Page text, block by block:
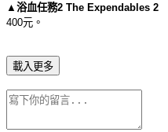
▲ 浴血任務2 The Expendables 2
400元。
載入更多